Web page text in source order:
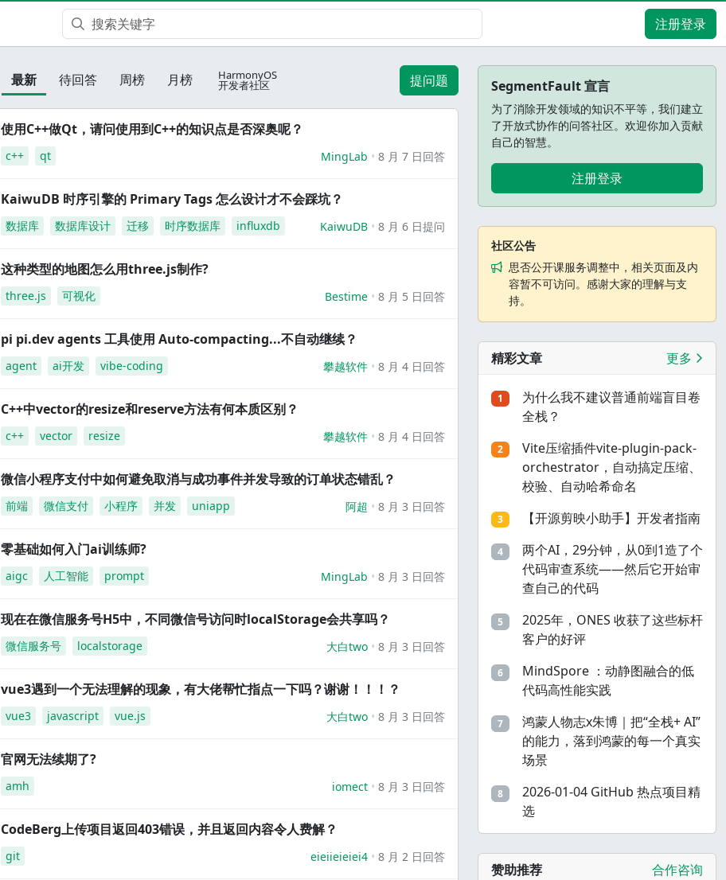
注册登录
最新 待回答 周榜 月榜 HarmonyOS
开发者社区 提问题
使用C++做Qt，请问使用到C++的知识点是否深奥呢？
c++ qt MingLab 8 月 7 日回答
KaiwuDB 时序引擎的 Primary Tags 怎么设计才不会踩坑？
数据库 数据库设计 迁移 时序数据库 influxdb KaiwuDB 8 月 6 日提问
这种类型的地图怎么用three.js制作?
three.js 可视化 Bestime 8 月 5 日回答
pi pi.dev agents 工具使用 Auto-compacting...不自动继续？
agent ai开发 vibe-coding 攀越软件 8 月 4 日回答
C++中vector的resize和reserve方法有何本质区别？
c++ vector resize 攀越软件 8 月 4 日回答
微信小程序支付中如何避免取消与成功事件并发导致的订单状态错乱？
前端 微信支付 小程序 并发 uniapp 阿超 8 月 3 日回答
零基础如何入门ai训练师?
aigc 人工智能 prompt MingLab 8 月 3 日回答
现在在微信服务号H5中，不同微信号访问时localStorage会共享吗？
微信服务号 localstorage 大白two 8 月 3 日回答
vue3遇到一个无法理解的现象，有大佬帮忙指点一下吗？谢谢！！！？
vue3 javascript vue.js 大白two 8 月 3 日回答
官网无法续期了?
amh iomect 8 月 3 日回答
CodeBerg上传项目返回403错误，并且返回内容令人费解？
git eieiieieiei4 8 月 2 日回答
SegmentFault 宣言
为了消除开发领域的知识不平等，我们建立
了开放式协作的问答社区。欢迎你加入贡献
自己的智慧。
注册登录
社区公告
思否公开课服务调整中，相关页面及内
容暂不可访问。感谢大家的理解与支
持。
精彩文章 更多
1
为什么我不建议普通前端盲目卷
全栈？
2
Vite压缩插件vite-plugin-pack-
orchestrator，自动搞定压缩、
校验、自动哈希命名
3 【开源剪映小助手】开发者指南
4
两个AI，29分钟，从0到1造了个
代码审查系统——然后它开始审
查自己的代码
5
2025年，ONES 收获了这些标杆
客户的好评
6
MindSpore ：动静图融合的低
代码高性能实践
7
鸿蒙人物志x朱博｜把“全栈+ AI”
的能力，落到鸿蒙的每一个真实
场景
8
2026-01-04 GitHub 热点项目精
选
赞助推荐 合作咨询